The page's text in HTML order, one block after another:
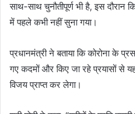
साथ-साथ चुनौतीपूर्ण भी है, इस दौरान
में पहले कभी नहीं सुना गया।
प्रधानमंत्री ने बताया कि कोरोना के
गए कदमों और किए जा रहे प्रयासों से यह
विजय प्राप्त कर लेगा।